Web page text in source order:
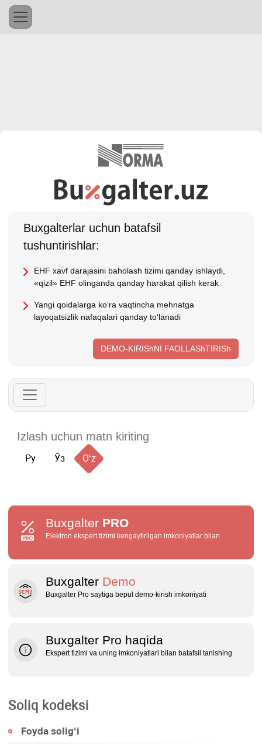
Buхgalterlar uchun batafsil
tushuntirishlar:
EHF хavf darajasini baholash tizimi qanday ishlaydi,
«qizil» EHF olinganda qanday harakat qilish kerak
Yangi qoidalarga koʻra vaqtincha mehnatga
layoqatsizlik nafaqalari qanday toʻlanadi
DEMO-KIRIShNI FAOLLAShTIRISh
Ру Ўз Oʻz
Buxgalter PRO
Elektron ekspert tizimi kengaytirilgan imkoniyatlar bilan
Buxgalter Demo
Buxgalter Pro saytiga bepul demo‑kirish imkoniyati
Buxgalter Pro haqida
Ekspert tizimi va uning imkoniyatlari bilan batafsil tanishing
Soliq kodeksi
Foyda soligʻi